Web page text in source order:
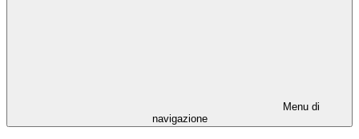
Menu di
navigazione